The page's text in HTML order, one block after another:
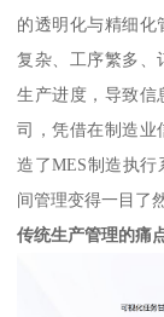
的透明化与精细化
复杂、工序繁多、
生产进度，导致信
司，凭借在制造业
造了MES制造执
间管理变得一目了然
传统生产管理的痛